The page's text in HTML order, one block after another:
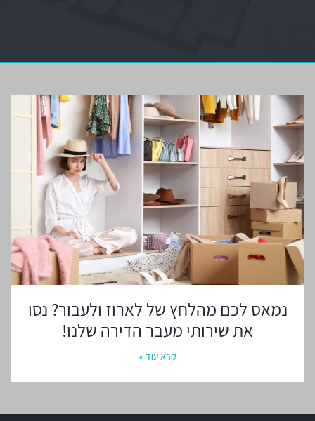
נמאס לכם מהלחץ של לארוז ולעבור? נסו
את שירותי מעבר הדירה שלנו!
קרא עוד »